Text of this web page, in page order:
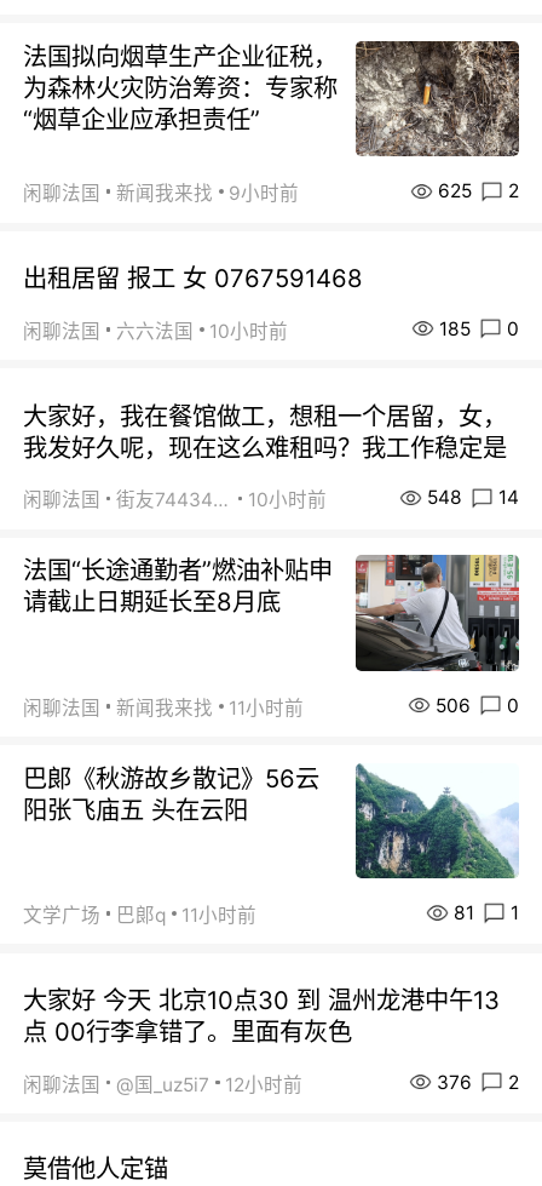
法国拟向烟草生产企业征税，
为森林火灾防治筹资：专家称
“烟草企业应承担责任”
闲聊法国 新闻我来找 9小时前 625 2
出租居留 报工 女 0767591468
闲聊法国 六六法国 10小时前 185 0
大家好，我在餐馆做工，想租一个居留，女，
我发好久呢，现在这么难租吗？我工作稳定是
闲聊法国 街友74434350 10小时前 548 14
法国“长途通勤者”燃油补贴申
请截止日期延长至8月底
闲聊法国 新闻我来找 11小时前 506 0
巴郞《秋游故乡散记》56云
阳张飞庙五 头在云阳
文学广场 巴郞q 11小时前 81 1
大家好 今天 北京10点30 到 温州龙港中午13
点 00行李拿错了。里面有灰色
闲聊法国 @国_uz5i7 12小时前 376 2
莫借他人定锚